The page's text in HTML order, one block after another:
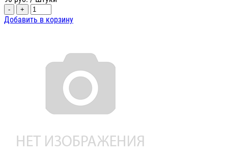
- +
Добавить в корзину